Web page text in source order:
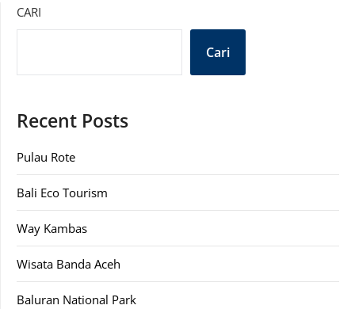
CARI
Cari
Recent Posts
Pulau Rote
Bali Eco Tourism
Way Kambas
Wisata Banda Aceh
Baluran National Park